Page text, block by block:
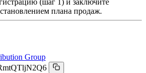
плана продаж.
Group